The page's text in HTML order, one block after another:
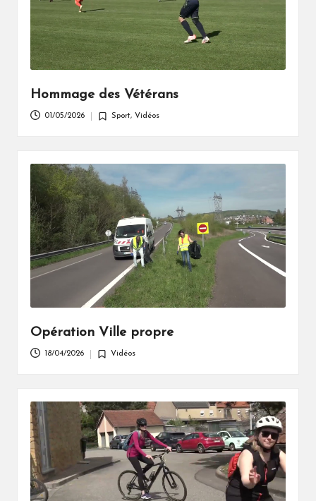
Hommage des Vétérans
01/05/2026
Posted
Sport, Vidéos
Opération Ville propre
18/04/2026
Posted
Vidéos